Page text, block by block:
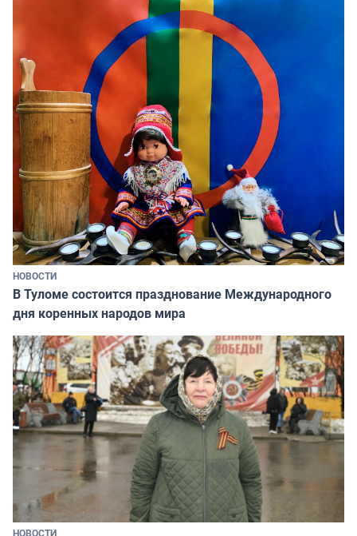
НОВОСТИ
В Туломе состоится празднование Международного
дня коренных народов мира
НОВОСТИ